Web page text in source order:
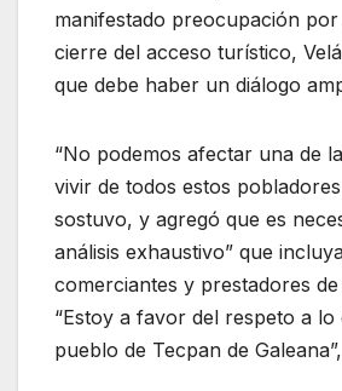
manifestado preocupación
cierre del acceso turístico,
que debe haber un diálogo
“No podemos afectar una de
vivir de todos estos
sostuvo, y agregó que es
análisis exhaustivo” que
comerciantes y prestadores
“Estoy a favor del respeto a lo
pueblo de Tecpan de